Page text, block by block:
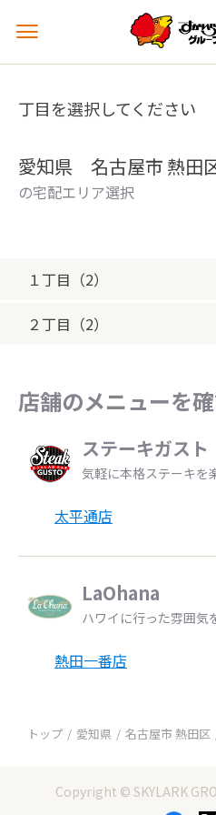
メ
ュ
を
丁目を選択してください
愛知県 名古屋市 熱田
の宅配エリア選択
１丁目（2）
２丁目（2）
店舗のメニューを
ステーキガスト
気軽に本格ステーキを
太平通店
LaOhana
ハワイに行った雰囲気
熱田一番店
トップ 愛知県 名古屋市 熱田区
Copyright © SKYLARK